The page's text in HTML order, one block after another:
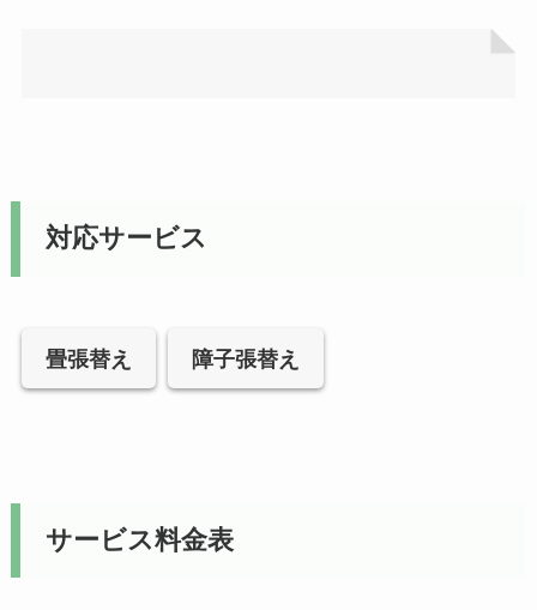
対応サービス
畳張替え 障子張替え
サービス料金表